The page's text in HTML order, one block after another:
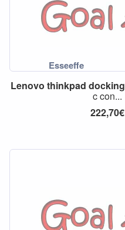
Lenovo thinkpad docking
c con...
222,70€